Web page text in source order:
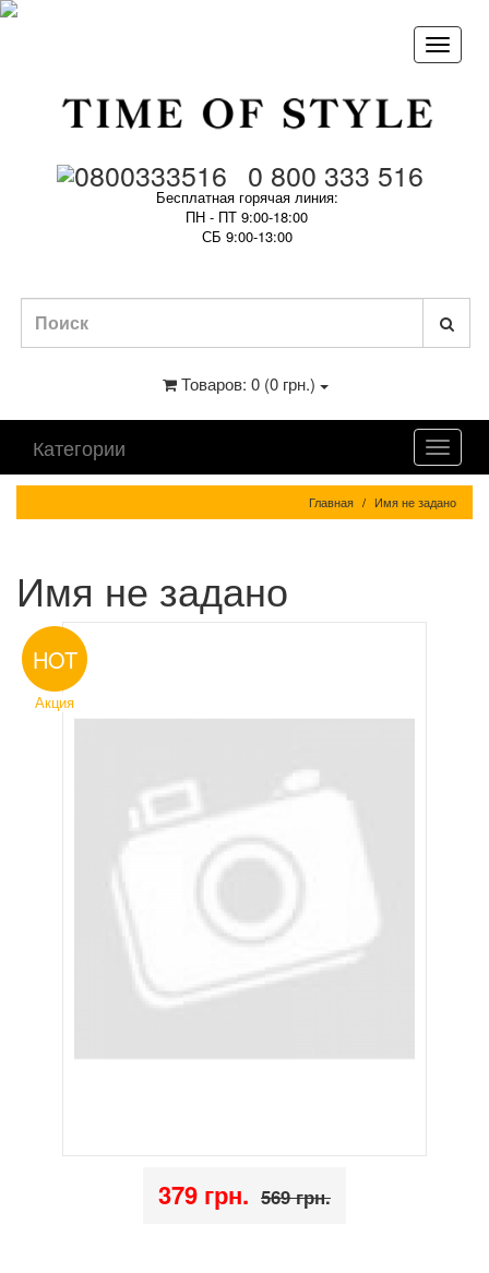
0 800 333 516
Бесплатная горячая линия:
ПН - ПТ 9:00-18:00
СБ 9:00-13:00
Товаров: 0 (0 грн.)
Категории
Главная Имя не задано
Имя не задано
HOT
Акция
379 грн. 569 грн.